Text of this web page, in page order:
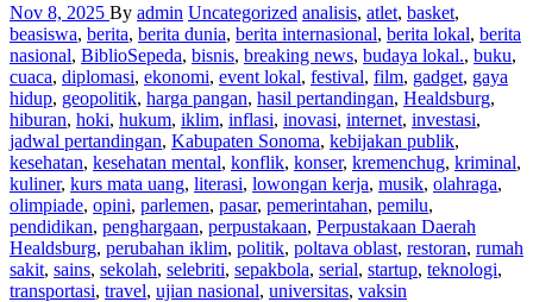
Nov 8, 2025 By admin Uncategorized analisis, atlet, basket,
beasiswa, berita, berita dunia, berita internasional, berita lokal, berita
nasional, BiblioSepeda, bisnis, breaking news, budaya lokal., buku,
cuaca, diplomasi, ekonomi, event lokal, festival, film, gadget, gaya
hidup, geopolitik, harga pangan, hasil pertandingan, Healdsburg,
hiburan, hoki, hukum, iklim, inflasi, inovasi, internet, investasi,
jadwal pertandingan, Kabupaten Sonoma, kebijakan publik,
kesehatan, kesehatan mental, konflik, konser, kremenchug, kriminal,
kuliner, kurs mata uang, literasi, lowongan kerja, musik, olahraga,
olimpiade, opini, parlemen, pasar, pemerintahan, pemilu,
pendidikan, penghargaan, perpustakaan, Perpustakaan Daerah
Healdsburg, perubahan iklim, politik, poltava oblast, restoran, rumah
sakit, sains, sekolah, selebriti, sepakbola, serial, startup, teknologi,
transportasi, travel, ujian nasional, universitas, vaksin